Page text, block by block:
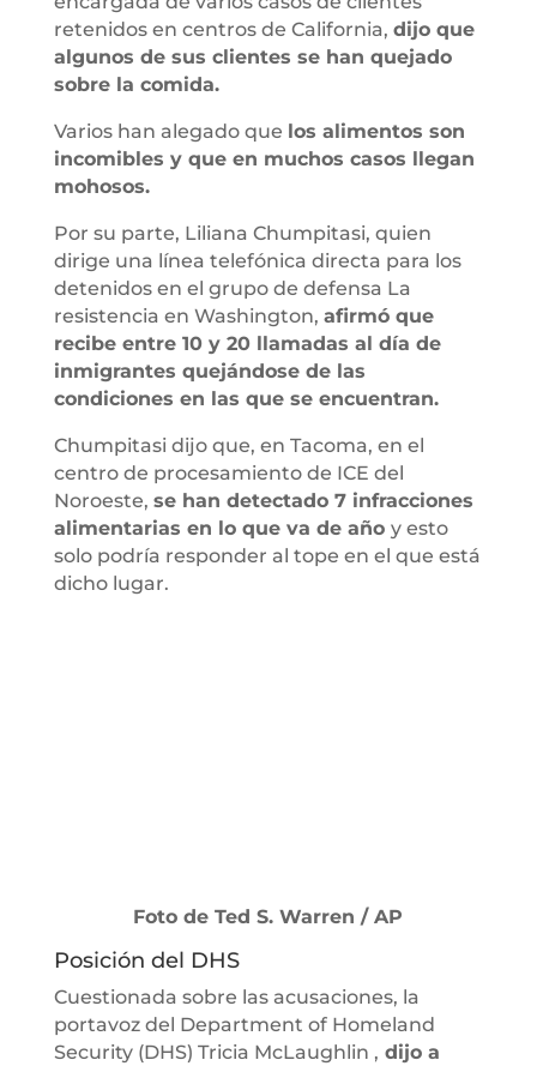
retenidos en centros de California, dijo que
algunos de sus clientes se han quejado
sobre la comida.
Varios han alegado que los alimentos son
incomibles y que en muchos casos llegan
mohosos.
Por su parte, Liliana Chumpitasi, quien
dirige una línea telefónica directa para los
detenidos en el grupo de defensa La
resistencia en Washington, afirmó que
recibe entre 10 y 20 llamadas al día de
inmigrantes quejándose de las
condiciones en las que se encuentran.
Chumpitasi dijo que, en Tacoma, en el
centro de procesamiento de ICE del
Noroeste, se han detectado 7 infracciones
alimentarias en lo que va de año y esto
solo podría responder al tope en el que está
dicho lugar.
Foto de Ted S. Warren / AP
Posición del DHS
Cuestionada sobre las acusaciones, la
portavoz del Department of Homeland
Security (DHS) Tricia McLaughlin , dijo a